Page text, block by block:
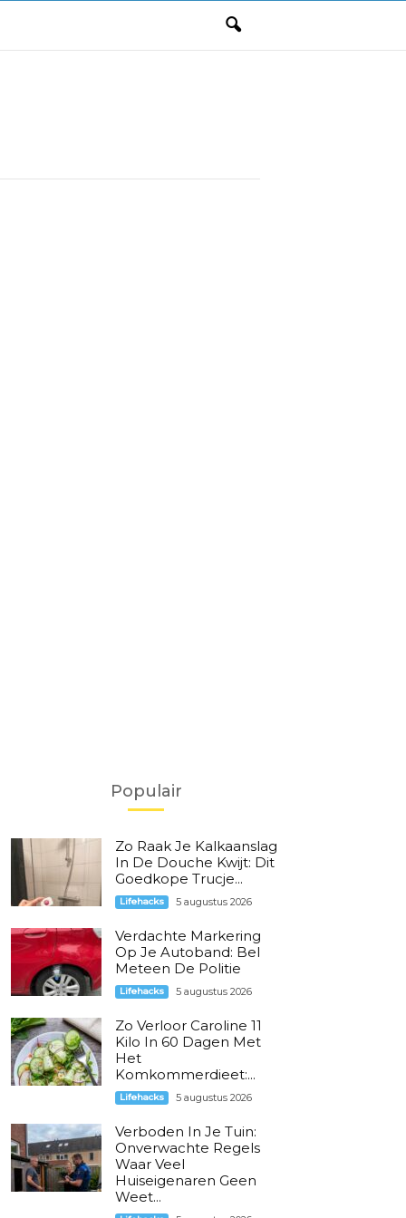
Populair
Zo Raak Je Kalkaanslag
In De Douche Kwijt: Dit
Goedkope Trucje...
Lifehacks 5 augustus 2026
Verdachte Markering
Op Je Autoband: Bel
Meteen De Politie
Lifehacks 5 augustus 2026
Zo Verloor Caroline 11
Kilo In 60 Dagen Met
Het
Komkommerdieet:...
Lifehacks 5 augustus 2026
Verboden In Je Tuin:
Onverwachte Regels
Waar Veel
Huiseigenaren Geen
Weet...